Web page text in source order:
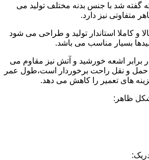
گفته شد با جنس بدنه مختلف تولید می
متفاوتی نیز دارد.
و کاملا استاندار تولید و طراحی می شود
بسیار مناسب می باشد.
برابر اشعه خورشید و آتش نیز مقاوم می
حمل و نقل راحت برخوردار است،طول عمر
های تعمیر را کاهش می دهد.
ظاهر: